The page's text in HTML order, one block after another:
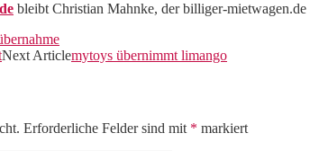
bleibt Christian Mahnke, der billiger-
Next Articlemytoys übernimmt limango
Erforderliche Felder sind mit * markiert